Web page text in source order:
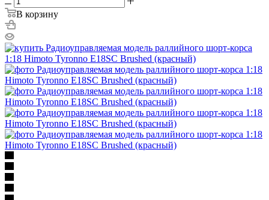
В корзину